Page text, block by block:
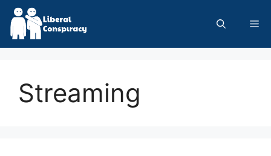
Skip
content
Streaming